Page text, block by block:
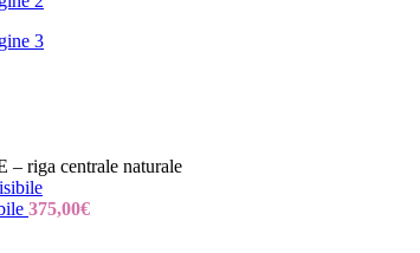
riga centrale naturale
375,00€